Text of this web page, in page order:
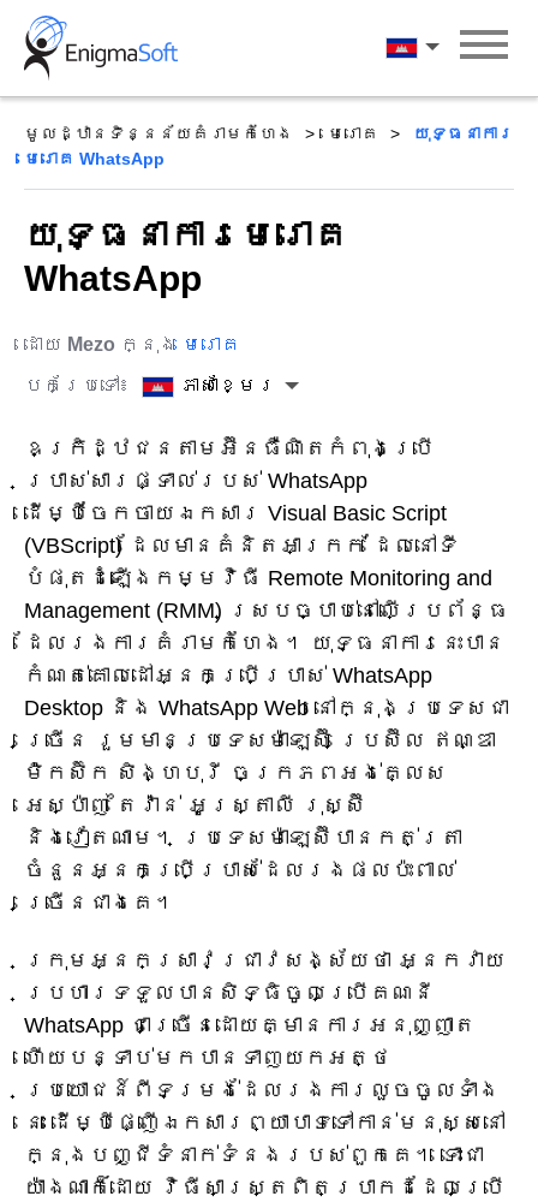
Skip
content
ភាសាខ្មែរ
មូលដ្ឋានទិន្នន័យគំរាមកំហែង មេរោគ
យុទ្ធនាការ
មេរោគ WhatsApp
យុទ្ធនាការមេរោគ
WhatsApp
ដោយ Mezo ក្នុង មេរោគ
បកប្រែទៅ៖
ភាសាខ្មែរ
ឧក្រិដ្ឋជនតាមអ៊ីនធឺណិតកំពុងប្រើ
ប្រាស់សារផ្ទាល់របស់ WhatsApp
ដើម្បីចែកចាយឯកសារ Visual Basic Script
(VBScript) ដែលមានគំនិតអាក្រក់ ដែលនៅទី
បំផុតដំឡើងកម្មវិធី Remote Monitoring and
Management (RMM) ស្របច្បាប់នៅលើប្រព័ន្ធ
ដែលរងការគំរាមកំហែង។ យុទ្ធនាការនេះបាន
កំណត់គោលដៅអ្នកប្រើប្រាស់ WhatsApp
Desktop និង WhatsApp Web នៅក្នុងប្រទេសជា
ច្រើន រួមមានប្រទេសម៉ាឡេស៊ី ប្រេស៊ីល ឥណ្ឌា
ម៉ិកស៊ិក សិង្ហបុរី ចក្រភពអង់គ្លេស
អេស្ប៉ាញ តៃវ៉ាន់ អូស្ត្រាលី រុស្ស៊ី
និងវៀតណាម។ ប្រទេសម៉ាឡេស៊ីបានកត់ត្រា
ចំនួនអ្នកប្រើប្រាស់ដែលរងផលប៉ះពាល់
ច្រើនជាងគេ។
ក្រុមអ្នកស្រាវជ្រាវសង្ស័យថា អ្នកវាយ
ប្រហារទទួលបានសិទ្ធិចូលប្រើគណនី
WhatsApp ជាច្រើនដោយគ្មានការអនុញ្ញាត
ហើយបន្ទាប់មកបានទាញយកអត្ថ
ប្រយោជន៍ពីទម្រង់ដែលរងការលួចចូលទាំង
នេះ ដើម្បីផ្ញើឯកសារព្យាបាទទៅកាន់មនុស្សនៅ
ក្នុងបញ្ជីទំនាក់ទំនងរបស់ពួកគេ។ ទោះជា
យ៉ាងណាក៏ដោយ វិធីសាស្ត្រពិតប្រាកដដែលប្រើ